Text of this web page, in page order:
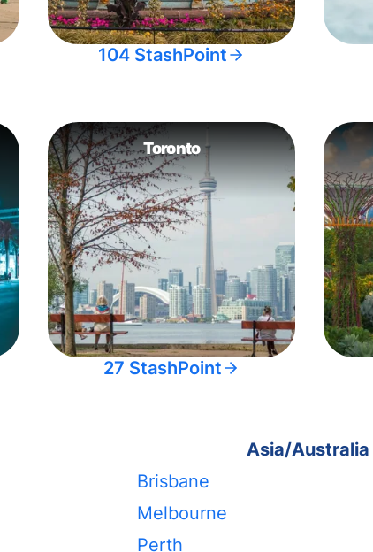
104 StashPoint
Toronto
27 StashPoint
Asia/Australia
Brisbane
Melbourne
Perth